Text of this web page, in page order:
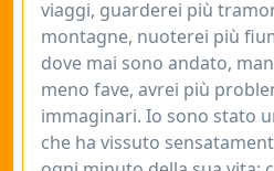
viaggi, guarderei più
montagne, nuoterei più
dove mai sono andato,
meno fave, avrei più
immaginari. Io sono stato
che ha vissuto